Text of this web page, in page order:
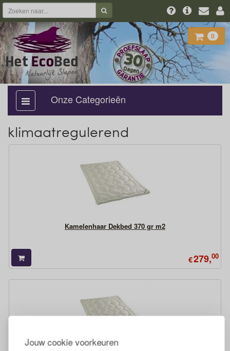
Jouw cookie voorkeuren
0
categorie
aan,
Onze Categorieën
klimaatregulerend
Kamelenhaar Dekbed 370 gr m2
€279,00